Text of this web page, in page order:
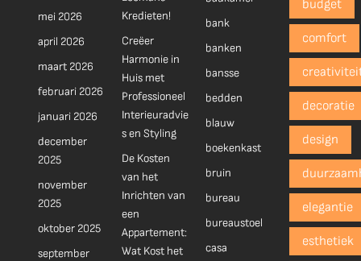
mei 2026
april 2026
maart 2026
februari 2026
januari 2026
december
2025
november
2025
oktober 2025
september
Kredieten!
Creëer
Harmonie in
Huis met
Professioneel
Interieuradvie
s en Styling
De Kosten
van het
Inrichten van
een
Appartement:
Wat Kost het
bank
banken
bansse
bedden
blauw
boekenkast
bruin
bureau
bureaustoel
casa
budget
comfort
decoratie
design
elegantie
esthetiek